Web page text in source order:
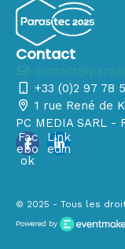
Contact
+33 (0)2 97 78
1 rue René de
PC MEDIA SARL -
Fac
ebo
ok
Link
edin
© 2025 - Tous les
Powered by